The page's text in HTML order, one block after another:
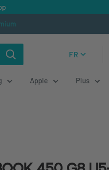
FR
Apple Plus
450 G8 | i5-